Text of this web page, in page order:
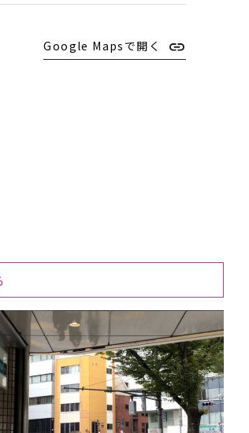
Google Mapsで開く